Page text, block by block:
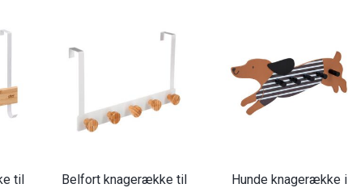
til
Belfort knagerække til
Hunde knagerække i